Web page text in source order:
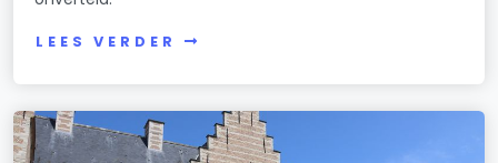
LEES VERDER